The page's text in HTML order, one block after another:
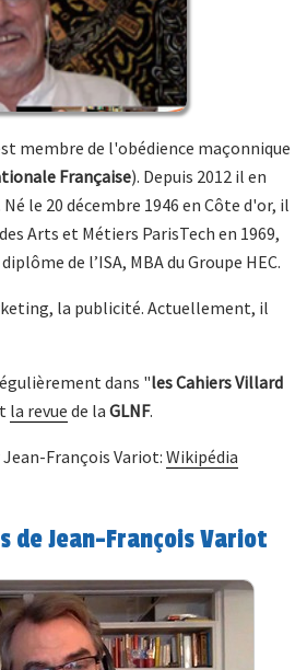
membre de l'obédience maçonnique
Française). Depuis 2012 il en
le 20 décembre 1946 en Côte d'or, il
Arts et Métiers ParisTech en 1969,
de l’ISA, MBA du Groupe HEC.
la publicité. Actuellement, il
dans "les Cahiers Villard
la revue de laGLNF.
François Variot:Wikipédia
de Jean-François Variot